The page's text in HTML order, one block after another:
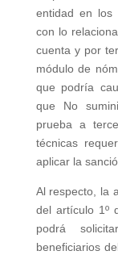
entidad en los
con lo
cuenta y por
módulo de
que podría
que No
prueba a
técnicas
aplicar la
Al respecto, la
del artículo 1º
podrá
beneficiarios